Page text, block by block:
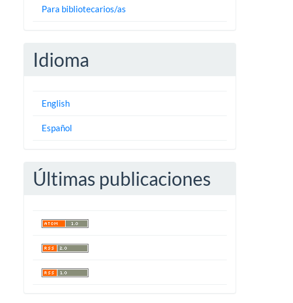
Para bibliotecarios/as
Idioma
English
Español
Últimas publicaciones